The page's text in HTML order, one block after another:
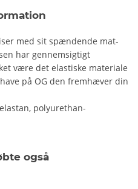
med sit spændende mat-
har gennemsigtigt
være det elastiske materiale
på OG den fremhæver din
polyurethan-
også